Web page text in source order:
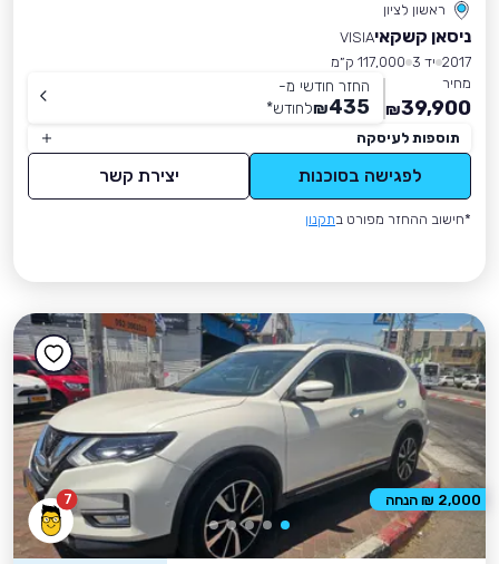
ראשון לציון
ניסאן קשקאיVISIA
2017 יד 3
117,000 ק״מ
מחיר
39,900
₪
החזר חודשי מ-
435
₪לחודש*
תוספות לעיסקה
לפגישה בסוכנות יצירת קשר
*חישוב ההחזר מפורט בתקנון
7 2,000 ₪ הנחה